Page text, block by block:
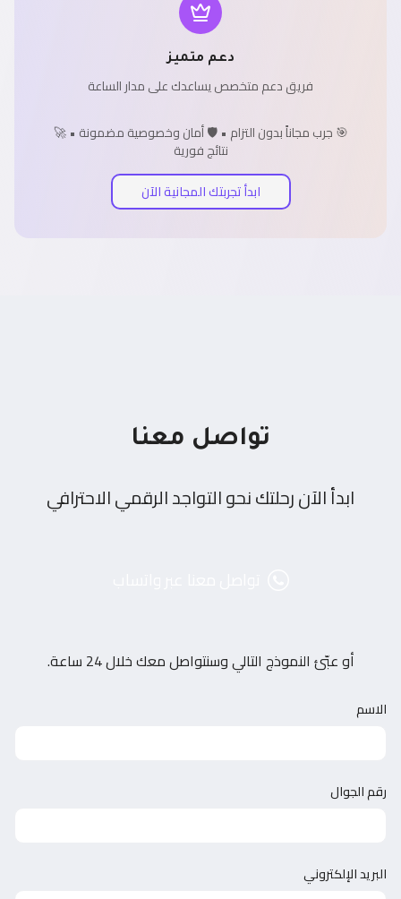
دعم متميز
فريق دعم متخصص يساعدك على مدار الساعة
🎯 جرب مجاناً بدون التزام • 🛡️ أمان وخصوصية مضمونة • 🚀
نتائج فورية
ابدأ تجربتك المجانية الآن
تواصل معنا
ابدأ الآن رحلتك نحو التواجد الرقمي الاحترافي
أو عبّئ النموذج التالي وسنتواصل معك خلال 24 ساعة.
الاسم
رقم الجوال
البريد الإلكتروني